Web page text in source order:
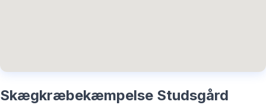
Skægkræbekæmpelse Studsgård